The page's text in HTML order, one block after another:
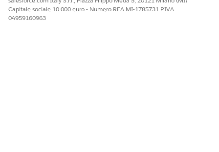
Capitale sociale 10.000 euro - Numero REA MI-1785731 P.IVA
04959160963